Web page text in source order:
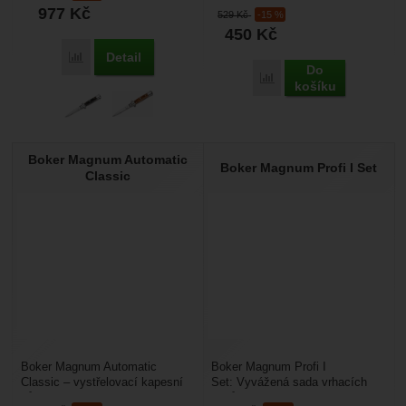
977 Kč
Přidat 'Boker Magnum Sicilian Needle' k porovnání
Detail
529Kč -15 %
450 Kč
Přidat 'Boker Magnum
Do
košíku
Boker Magnum Automatic
Classic
Boker Magnum Automatic
Classic – vystřelovací kapesní
Boker Magnum Profi I Set
Boker Magnum Profi I
Set: Vyvážená sada vrhacích